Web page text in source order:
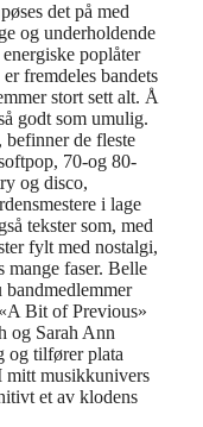
det på med
og underholdende
poplåter
fremdeles bandets
stort sett alt. Å
godt som umulig.
de fleste
70-og 80-
og disco,
i lage
tekster som, med
fylt med nostalgi,
mange faser. Belle
bandmedlemmer
Bit of Previous»
og Sarah Ann
og tilfører plata
mitt musikkunivers
et av klodens